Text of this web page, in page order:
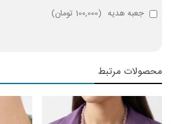
جعبه هدیه (100,000 تومان )
محصولات مرتبط